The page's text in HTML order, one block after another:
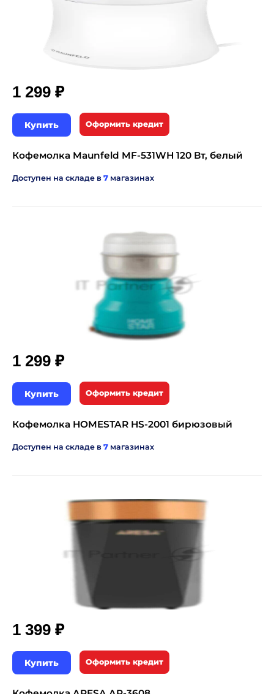
1 299 ₽
Купить Оформить кредит
Кофемолка Maunfeld MF-531WH 120 Вт, белый
Доступен на складе в 7 магазинах
1 299 ₽
Купить Оформить кредит
Кофемолка HOMESTAR HS-2001 бирюзовый
Доступен на складе в 7 магазинах
1 399 ₽
Купить Оформить кредит